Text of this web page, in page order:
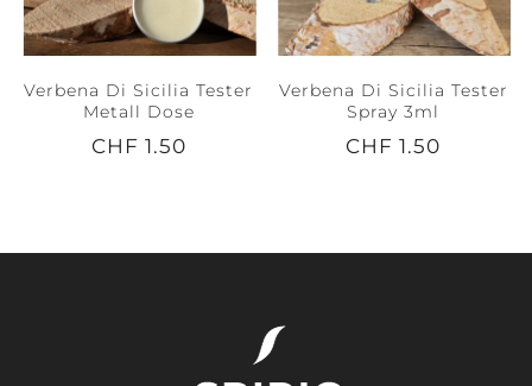
Verbena Di Sicilia Tester
Metall Dose
CHF 1.50
Verbena Di Sicilia Tester
Spray 3ml
CHF 1.50